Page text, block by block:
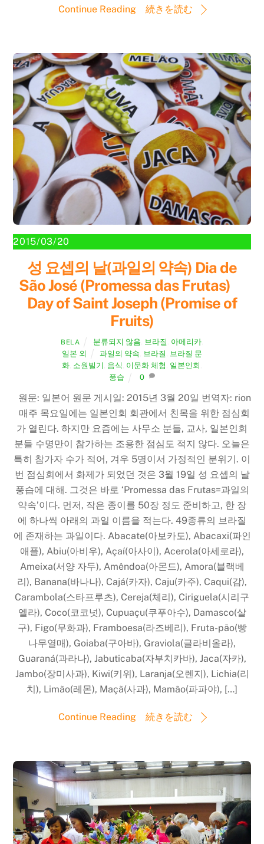
Continue Reading 続きを読む
2015/03/20
성 요셉의 날(과일의 약속) Dia de
São José (Promessa das Frutas)
Day of Saint Joseph (Promise of
Fruits)
BELA 분류되지 않음 브라질 아메리카,
일본 외
과일의 약속 브라질
브라질 문
화 소원빌기 음식 이문화 체험 일본인회
풍습
0
원문: 일본어 원문 게시일: 2015년 3월 20일 번역자: rion
매주 목요일에는 일본인회 회관에서 친목을 위한 점심회
가 열린다. 하지만 요즘에는 사무소 분들, 교사, 일본인회
분들 수명만이 참가하는 조용한 점심도 적지 않다. 오늘은
특히 참가자 수가 적어, 겨우 5명이서 가정적인 분위기. 이
번 점심회에서 화제가 되었던 것은 3월 19일 성 요셉의 날
풍습에 대해. 그것은 바로 ‘Promessa das Frutas=과일의
약속’이다. 먼저, 작은 종이를 50장 정도 준비하고, 한 장
에 하나씩 아래의 과일 이름을 적는다. 49종류의 브라질
에 존재하는 과일이다. Abacate(아보카도), Abacaxi(파인
애플), Abiu(아비우), Açaí(아사이), Acerola(아세로라),
Ameixa(서양 자두), Amêndoa(아몬드), Amora(블랙베
리), Banana(바나나), Cajá(카자), Caju(카주), Caqui(감),
Carambola(스타프루츠), Cereja(체리), Ciriguela(시리구
엘라), Coco(코코넛), Cupuaçu(쿠푸아수), Damasco(살
구), Figo(무화과), Framboesa(라즈베리), Fruta-pão(빵
나무열매), Goiaba(구아바), Graviola(글라비올라),
Guaraná(과라나), Jabuticaba(자부치카바), Jaca(자카),
Jambo(장미사과), Kiwi(키위), Laranja(오렌지), Lichia(리
치), Limão(레몬), Maçã(사과), Mamão(파파야), […]
Continue Reading 続きを読む